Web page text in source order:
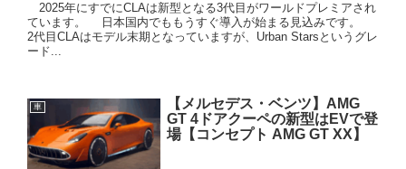
2025年にすでにCLAは新型となる3代目がワールドプレミアされ
ています。 日本国内でももうすぐ導入が始まる見込みです。
2代目CLAはモデル末期となっていますが、Urban Starsというグレ
ード...
車
【メルセデス・ベンツ】AMG
GT 4ドアクーペの新型はEVで登
場【コンセプト AMG GT XX】